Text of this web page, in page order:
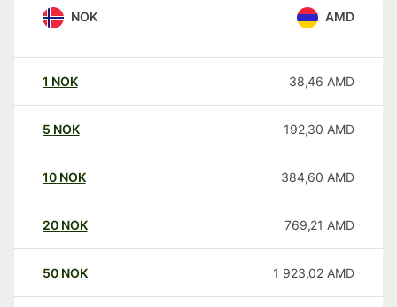
NOK AMD
1 NOK 38,46 AMD
5 NOK 192,30 AMD
10 NOK 384,60 AMD
20 NOK 769,21 AMD
50 NOK 1 923,02 AMD